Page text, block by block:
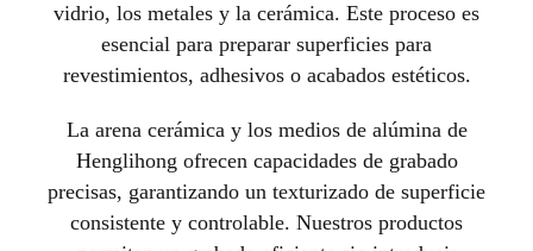
vidrio, los metales y la cerámica. Este proceso es
esencial para preparar superficies para
revestimientos, adhesivos o acabados estéticos.
La arena cerámica y los medios de alúmina de
Henglihong ofrecen capacidades de grabado
precisas, garantizando un texturizado de superficie
consistente y controlable. Nuestros productos